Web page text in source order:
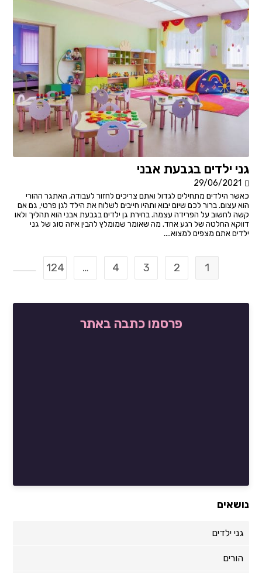
גני ילדים בגבעת אבני
29/06/2021
כאשר הילדים מתחילים לגדול ואתם צריכים לחזור לעבודה, האתגר ההורי
הוא עצום. ברור לכם שיום יבוא ותהיו חייבים לשלוח את הילד לגן פרטי, גם אם
קשה לחשוב על הפרידה עצמה. בחירת גן ילדים בגבעת אבני הוא תהליך ולאו
דווקא החלטה של רגע אחד. מה שאומר שמומלץ להבין איזה סוג של גני
ילדים אתם מצפים למצוא....
1
2
3
4
…
124
פרסמו כתבה באתר
נושאים
גני ילדים
הורים